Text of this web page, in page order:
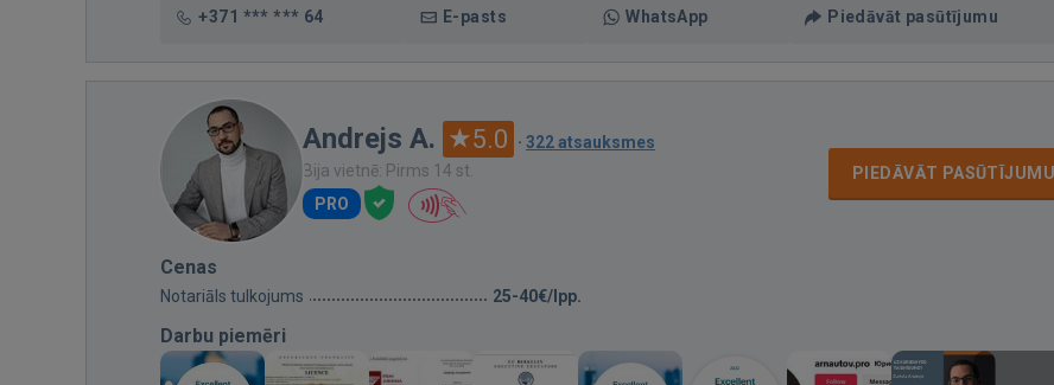
+371 *** *** 64 E-pasts WhatsApp Piedāvāt pasūtījumu
Andrejs A. 5.0 · 322 atsauksmes
Bija vietnē: Pirms 14 st.
PRO
PIEDĀVĀT PASŪTĪJUMU
Cenas
Notariāls tulkojums 25-40€/lpp.
Darbu piemēri